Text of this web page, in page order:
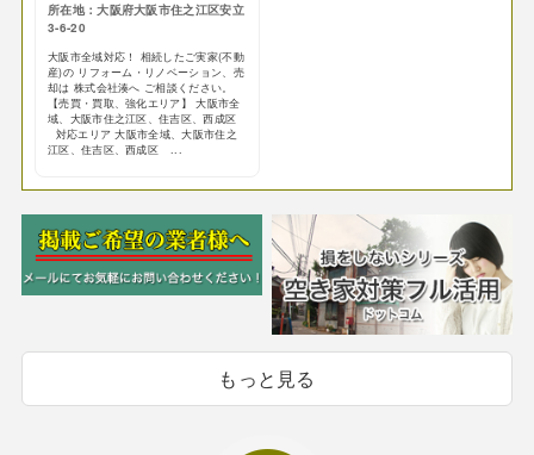
所在地：大阪府大阪市住之江区安立
3-6-20
大阪市全域対応！ 相続したご実家(不動
産)の リフォーム・リノベーション、売
却は 株式会社湊へ ご相談ください。
【売買・買取、強化エリア】 大阪市全
域、大阪市住之江区、住吉区、西成区
対応エリア 大阪市全域、大阪市住之
江区、住吉区、西成区 ...
もっと見る